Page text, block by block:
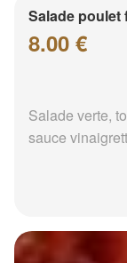
Salade poulet
8.00 €
Salade verte,
sauce